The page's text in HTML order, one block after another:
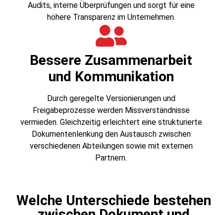
Audits, interne Überprüfungen und sorgt für eine
höhere Transparenz im Unternehmen.
Bessere Zusammenarbeit
und Kommunikation
Durch geregelte Versionierungen und
Freigabeprozesse werden Missverständnisse
vermieden. Gleichzeitig erleichtert eine strukturierte
Dokumentenlenkung den Austausch zwischen
verschiedenen Abteilungen sowie mit externen
Partnern.
Welche Unterschiede bestehen